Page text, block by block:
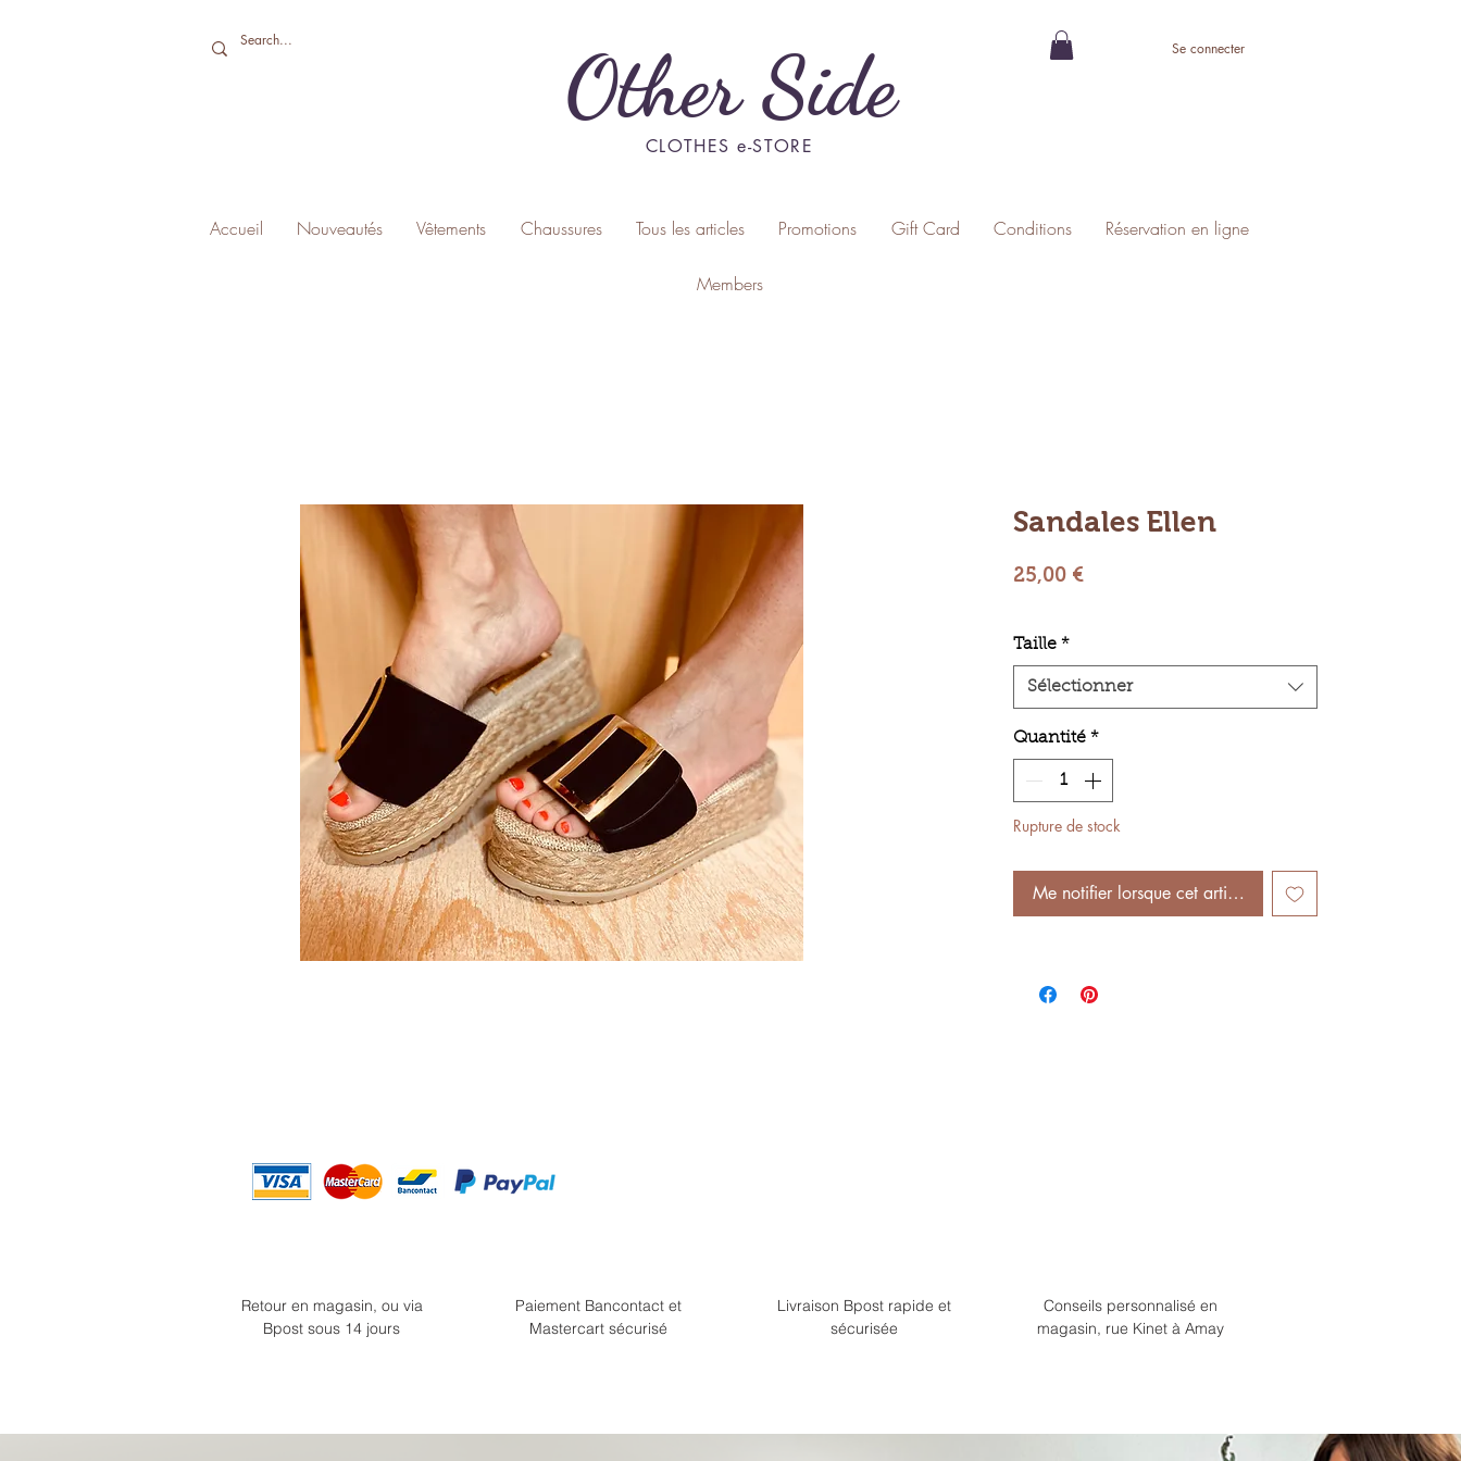
Other Side
CLOTHES e-STORE
Se connecter
Accueil Nouveautés Vêtements Chaussures Tous les articles Promotions Gift Card Conditions Réservation en ligne
Members
Sandales Ellen
25,00 €Prix
Taille *
Sélectionner
Quantité *
Rupture de stock
Me notifier lorsque cet article est disponible
Retour en magasin, ou via
Bpost sous 14 jours
Paiement Bancontact et
Mastercart sécurisé
Livraison Bpost rapide et
sécurisée
Conseils personnalisé en
magasin, rue Kinet à Amay